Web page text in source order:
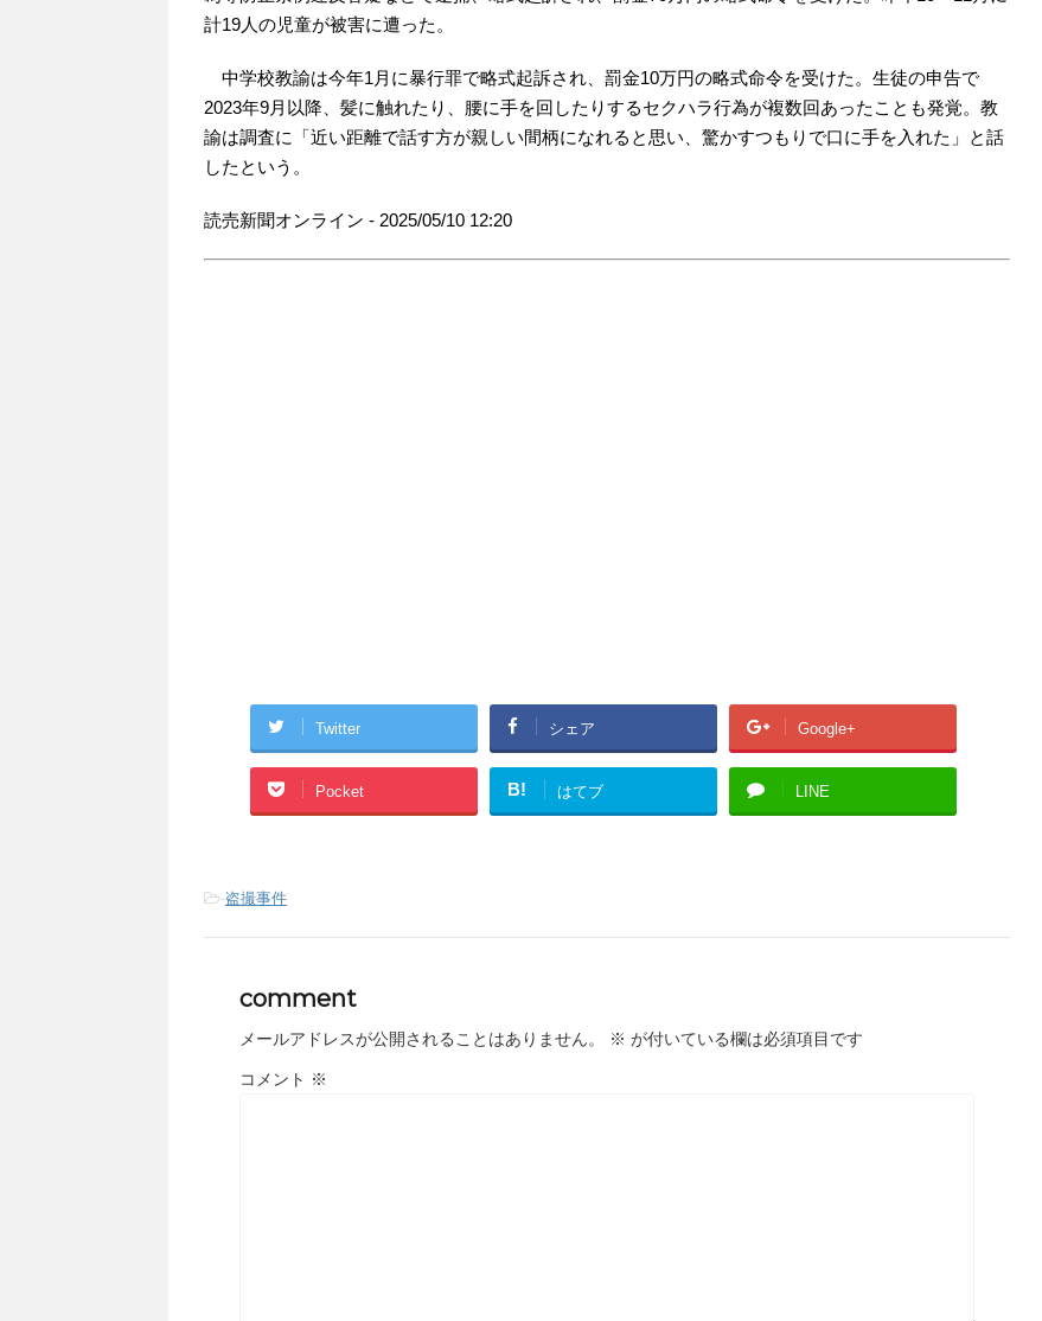
計19人の児童が被害に遭った。
中学校教諭は今年1月に暴行罪で略式起訴され、罰金10万円の略式命令を受けた。生徒の申告で
2023年9月以降、髪に触れたり、腰に手を回したりするセクハラ行為が複数回あったことも発覚。教
諭は調査に「近い距離で話す方が親しい間柄になれると思い、驚かすつもりで口に手を入れた」と話
したという。
読売新聞オンライン - 2025/05/10 12:20
Twitter シェア Google+
Pocket B! はてブ LINE
-盗撮事件
comment
メールアドレスが公開されることはありません。 ※ が付いている欄は必須項目です
コメント ※